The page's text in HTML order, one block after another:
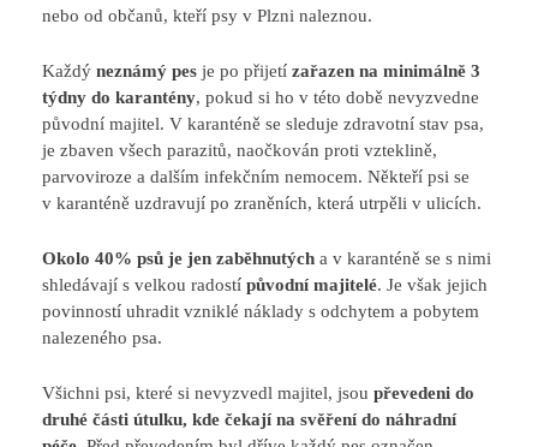
nebo od občanů, kteří psy v Plzni naleznou.
Každý neznámý pes je po přijetí zařazen na minimálně 3
týdny do karantény, pokud si ho v této době nevyzvedne
původní majitel. V karanténě se sleduje zdravotní stav psa,
je zbaven všech parazitů, naočkován proti vzteklině,
parvoviroze a dalším infekčním nemocem. Někteří psi se
v karanténě uzdravují po zraněních, která utrpěli v ulicích.
Okolo 40% psů je jen zaběhnutých a v karanténě se s nimi
shledávají s velkou radostí původní majitelé. Je však jejich
povinností uhradit vzniklé náklady s odchytem a pobytem
nalezeného psa.
Všichni psi, které si nevyzvedl majitel, jsou převedeni do
druhé části útulku, kde čekají na svěření do náhradní